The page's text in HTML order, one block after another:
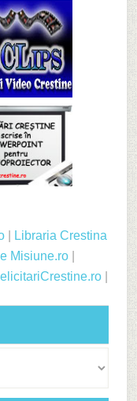
|
Libraria Crestina
Misiune.ro|